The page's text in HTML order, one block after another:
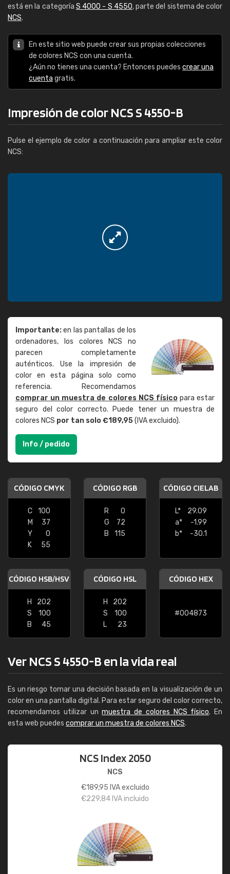
está en la categoría S 4000 - S 4550, parte del sistema de color
NCS.
En este sitio web puede crear sus propias colecciones
de colores NCS con una cuenta.
¿Aún no tienes una cuenta? Entonces puedes crear una
cuenta gratis.
Impresión de color NCS S 4550-B
Pulse el ejemplo de color a continuación para ampliar este color
NCS:
Importante:en las pantallas de los
ordenadores, los colores NCS no
parecen completamente
auténticos. Use la impresión de
color en esta página solo como
referencia. Recomendamos
comprar un muestra de colores NCS físicopara estar
seguro del color correcto. Puede tener un muestra de
colores NCS por tan solo €189,95(IVA excluido).
Info / pedido
CÓDIGO CMYK
C
100
M
37
Y
0
K
55
CÓDIGO RGB
R
0
G
72
B
115
CÓDIGO CIELAB
L*
29.09
a*
-1.99
b*
-30.1
CÓDIGO HSB/HSV
H
202
S
100
B
45
CÓDIGO HSL
H
202
S
100
L
23
CÓDIGO HEX
#004873
Ver NCS S 4550-B en la vida real
Es un riesgo tomar una decisión basada en la visualización de un
color en una pantalla digital. Para estar seguro del color correcto,
recomendamos utilizar unmuestra de colores NCS físico. En
esta web puedes comprar un muestra de colores NCS.
NCS Index 2050
NCS
€189,95 IVA excluido
€229,84 IVA incluido